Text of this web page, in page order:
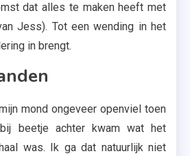
dat alles te maken heeft met
Jess). Tot een wending in het
in brengt.
mond ongeveer openviel toen
beetje achter kwam wat het
was. Ik ga dat natuurlijk niet